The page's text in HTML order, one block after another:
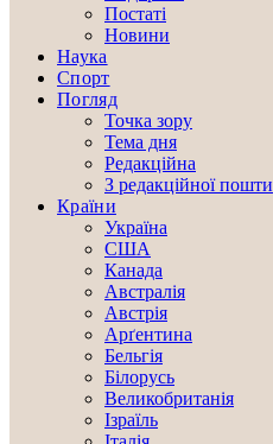
Постаті
Новини
Наука
Спорт
Погляд
Точка зору
Тема дня
Редакційна
З редакційної пошти
Країни
Україна
США
Канада
Австралія
Австрія
Арґентина
Бельгія
Білорусь
Великобританія
Ізраїль